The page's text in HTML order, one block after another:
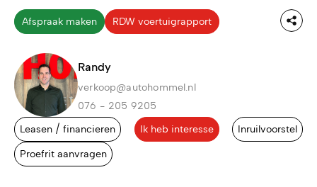
Afspraak maken RDW voertuigrapport
Leasen / financieren Ik heb interesse Inruilvoorstel
Proefrit aanvragen
Randy
verkoop@autohommel.nl
076 - 205 9205